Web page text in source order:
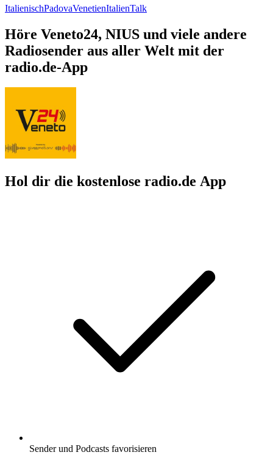
ItalienischPadovaVenetienItalienTalk
Höre Veneto24, NIUS und viele andere
Radiosender aus aller Welt mit der
radio.de-App
Hol dir die kostenlose radio.de App
Sender und Podcasts favorisieren